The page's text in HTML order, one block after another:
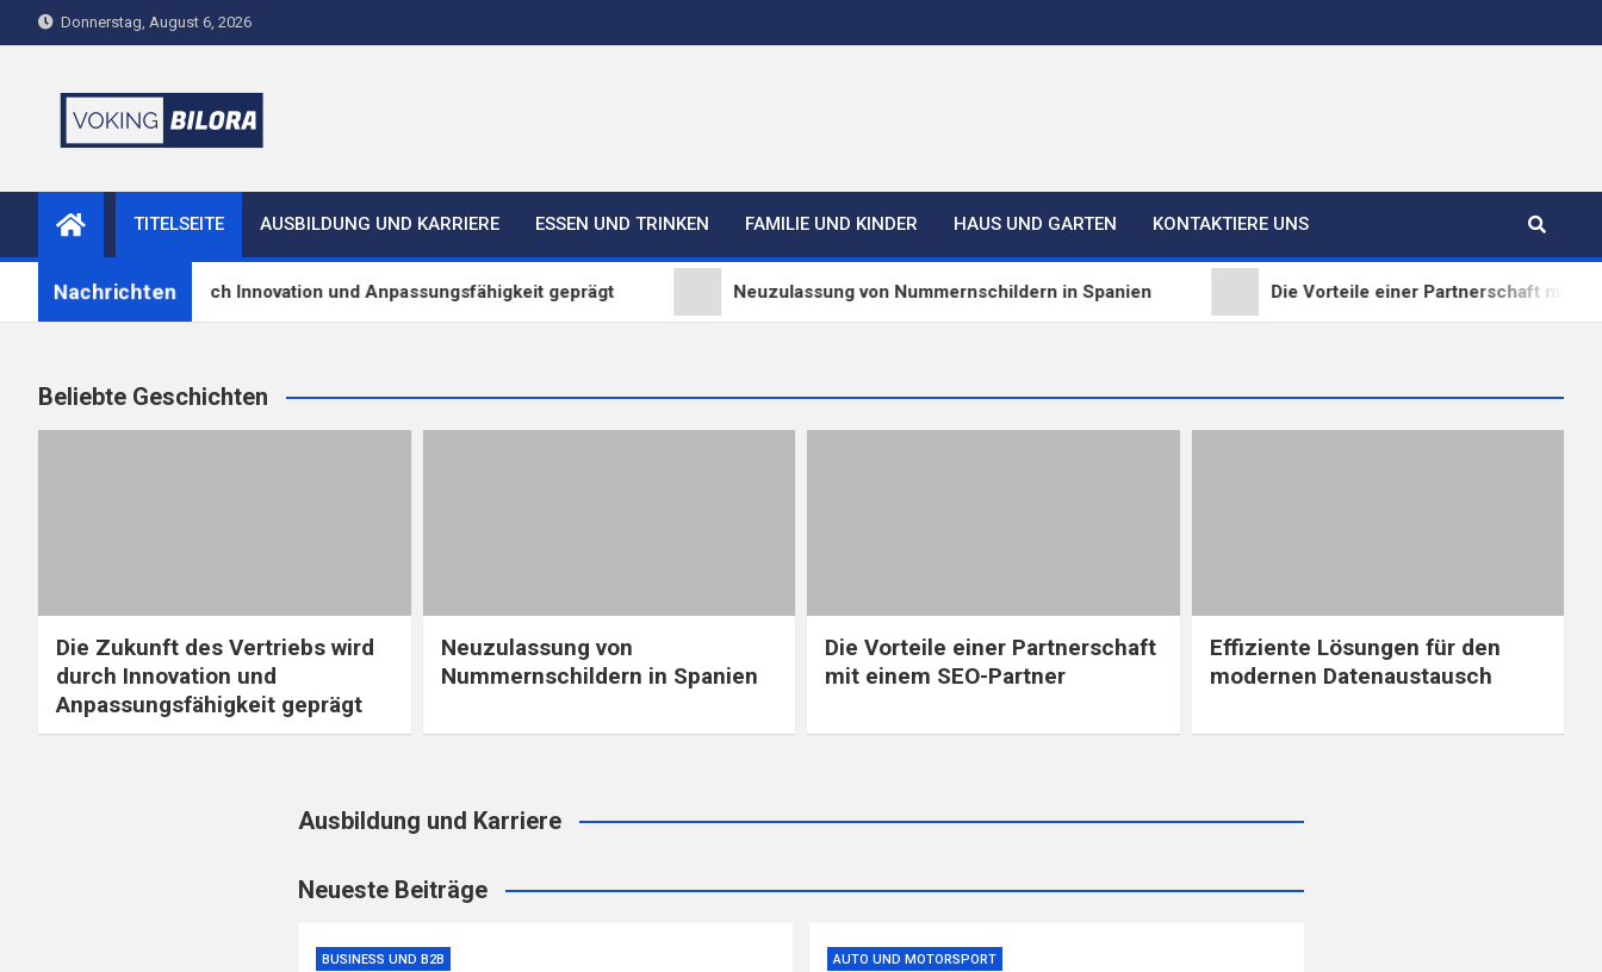
to
Donnerstag, August 6, 2026
voking-bilora.de
TITELSEITE AUSBILDUNG UND KARRIERE ESSEN UND TRINKEN FAMILIE UND KINDER HAUS UND GARTEN KONTAKTIERE UNS
Nachrichten
Vertriebs wird durch Innovation und Anpassungsfähigkeit geprägt Neuzulassung von Nummernschildern in Spanien Die Vorteile einer Partnerschaft mit einem
Beliebte Geschichten
Die Zukunft des Vertriebs wird
durch Innovation und
Anpassungsfähigkeit geprägt
Neuzulassung von
Nummernschildern in Spanien
Die Vorteile einer Partnerschaft
mit einem SEO-Partner
Effiziente Lösungen für den
modernen Datenaustausch
Ausbildung und Karriere
Neueste Beiträge
BUSINESS UND B2B AUTO UND MOTORSPORT